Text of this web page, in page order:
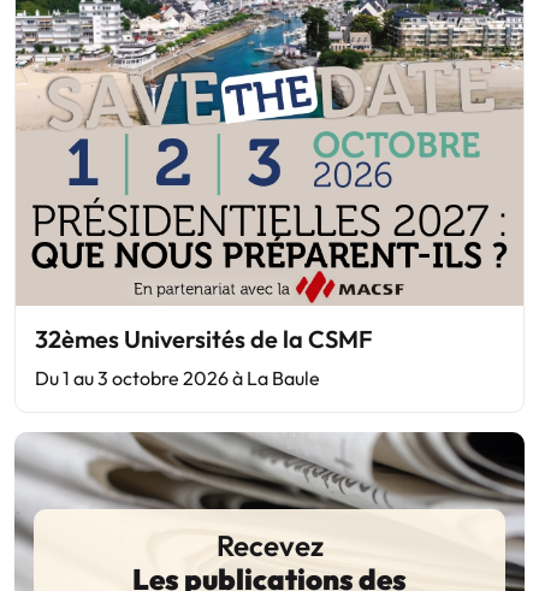
32èmes Universités de la CSMF
Du 1 au 3 octobre 2026 à La Baule
Recevez
Les publications des